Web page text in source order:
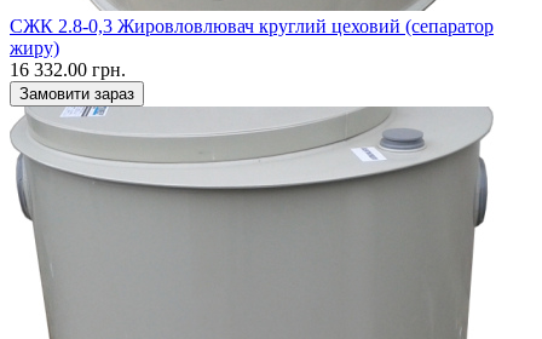
СЖК 2.8-0,3 Жировловлювач круглий цеховий (сепаратор
жиру)
16 332.00 грн.
Замовити зараз